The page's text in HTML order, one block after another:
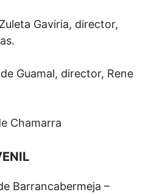
Gaviria, director,
Guamal, director, Rene
Chamarra
Barrancabermeja –